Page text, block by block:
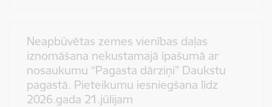
Neapbūvētas zemes vienības daļas
iznomāšana nekustamajā īpašumā ar
nosaukumu “Pagasta dārziņi” Daukstu
pagastā. Pieteikumu iesniegšana līdz
2026.gada 21.jūlijam